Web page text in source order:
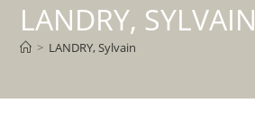
LANDRY, SYLVAIN
> LANDRY, Sylvain